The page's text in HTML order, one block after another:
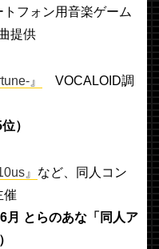
フォン用音楽ゲーム
提供
』
VOCALOID調
）
』 など、同人コン
催
とらのあな「同人ア